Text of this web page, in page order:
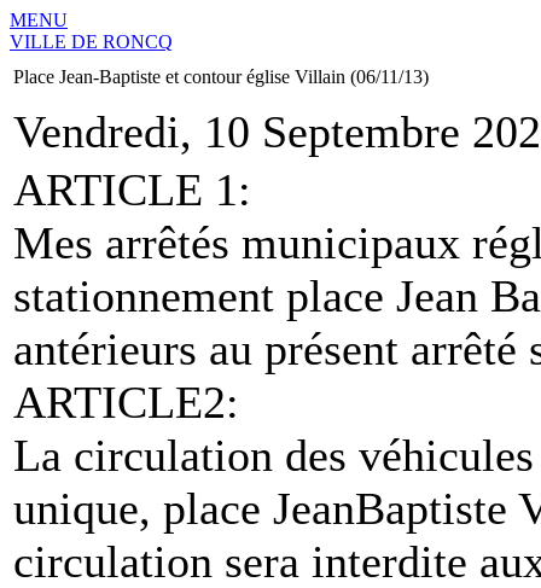
MENU
VILLE DE RONCQ
Place Jean-Baptiste et contour église Villain (06/11/13)
Vendredi, 10 Septembre
ARTICLE 1:
Mes arrêtés municipaux
stationnement place Jean
antérieurs au présent arrêté
ARTICLE2:
La circulation des
unique, place
circulation sera interdite